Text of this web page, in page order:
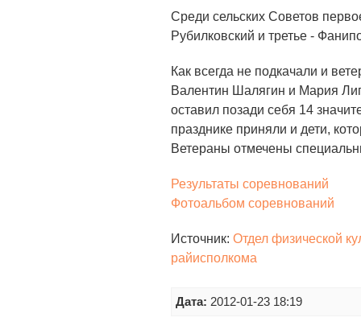
Среди сельских Советов
Рубилковский и третье -
Как всегда не подкачали и
Валентин Шалягин и Мария
оставил позади себя 14
празднике приняли и дети,
Ветераны отмечены
Результаты соревнований
Фотоальбом соревнований
Источник:Отдел физической
райисполкома
Дата: 2012-01-23 18:19